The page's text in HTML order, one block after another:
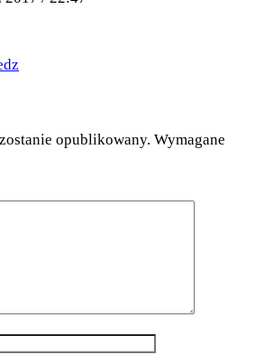
opublikowany. Wymagane